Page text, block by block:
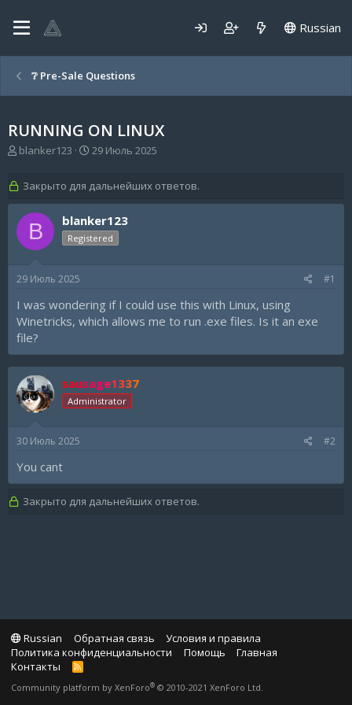
Russian
❔ Pre-Sale Questions
RUNNING ON LINUX
А
о
р
т
м
blanker123
Д
а
н
а
ч
а
29 Июль 2025
Закрыто для дальнейших ответов.
B blanker123
Registered
29 Июль 2025 #1
I was wondering if I could use this with Linux, using
Winetricks, which allows me to run .exe files. Is it an exe
file?
sausage1337
Administrator
30 Июль 2025 #2
You cant
Закрыто для дальнейших ответов.
Russian Обратная связь
Условия и правила
Политика конфиденциальности
Помощь
Главная
Контакты
R
S
Community platform by XenForo® © 2010-2021 XenForo Ltd.